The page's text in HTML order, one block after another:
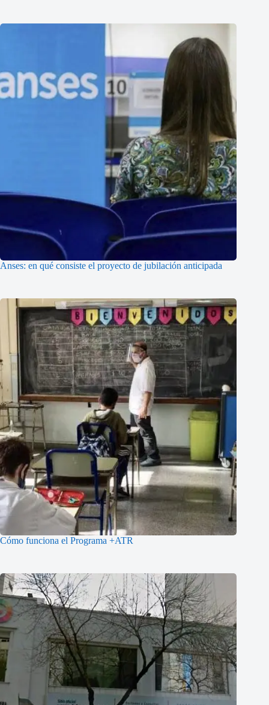
Anses: en qué consiste el proyecto de jubilación anticipada
Cómo funciona el Programa +ATR